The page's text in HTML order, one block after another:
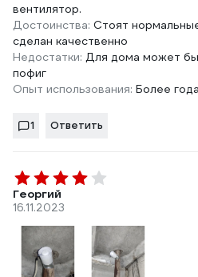
вентилятор.
Достоинства: Стоят
сделан качественно
Недостатки: Для дома может
пофиг
Опыт использования: Более года
1 Ответить
Георгий
16.11.2023